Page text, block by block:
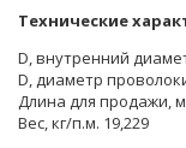
Технические
D, внутренний
D, диаметр
Длина для продажи,
Вес, кг/п.м. 19,229